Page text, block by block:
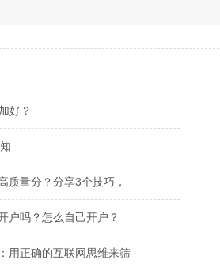
好？
质量分？分享3个技巧，
户吗？怎么自己开户？
用正确的互联网思维来筛